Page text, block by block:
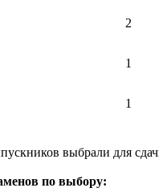
2
1
1
выбрали для
по выбору: